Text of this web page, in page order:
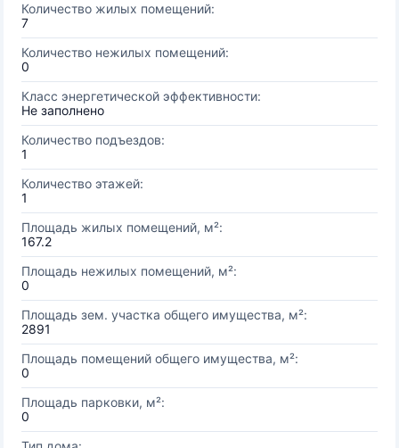
Количество жилых помещений:
7
Количество нежилых помещений:
0
Класс энергетической эффективности:
Не заполнено
Количество подъездов:
1
Количество этажей:
1
Площадь жилых помещений, м²:
167.2
Площадь нежилых помещений, м²:
0
Площадь зем. участка общего имущества, м²:
2891
Площадь помещений общего имущества, м²:
0
Площадь парковки, м²:
0